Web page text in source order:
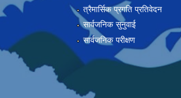
त्रैमार्सिक प्रगति प्रतिवेदन
सार्वजनिक सुनुवाई
सार्वजनिक परीक्षण